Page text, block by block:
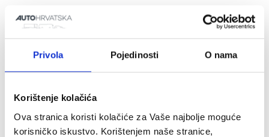
Privola Pojedinosti O nama
Korištenje kolačića
Ova stranica koristi kolačiće za Vaše najbolje moguće
korisničko iskustvo. Korištenjem naše stranice,
gradskog transporta putnika.
pročitaj više
Kategorije: Blog
Tagovi: MAN,Trendovi
Korisni linkovi